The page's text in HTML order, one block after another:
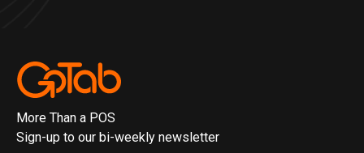
More Than a POS
Sign-up to our bi-weekly newsletter